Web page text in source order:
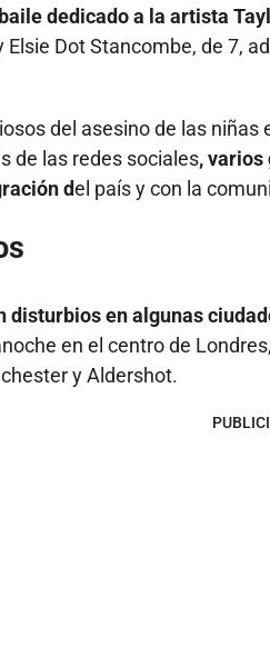
dedicado a la artista
Elsie Dot Stancombe, de 7,
del asesino de las
de las redes sociales,
del país y con la
disturbios en algunas
en el centro de
y Aldershot.